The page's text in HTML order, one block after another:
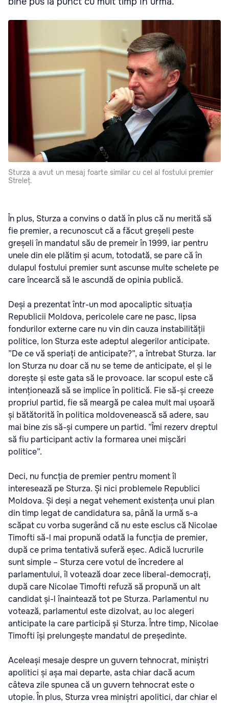
Sturza a avut un mesaj foarte similar cu cel al fostului premier
Streleț.
În plus, Sturza a convins o dată în plus că nu merită să
fie premier, a recunoscut că a făcut greșeli peste
greșeli în mandatul său de premeir în 1999, iar pentru
unele din ele plătim și acum, totodată, se pare că în
dulapul fostului premier sunt ascunse multe schelete pe
care încearcă să le ascundă de opinia publică.
Deși a prezentat într-un mod apocaliptic situația
Republicii Moldova, pericolele care ne pasc, lipsa
fondurilor externe care nu vin din cauza instabilității
politice, Ion Sturza este adeptul alegerilor anticipate.
”De ce vă speriați de anticipate?”, a întrebat Sturza. Iar
Ion Sturza nu doar că nu se teme de anticipate, el și le
dorește și este gata să le provoace. Iar scopul este că
intenționează să se implice în politică. Fie să-și creeze
propriul partid, fie să meargă pe calea mult mai ușoară
și bătătorită în politica moldovenească să adere, sau
mai bine zis să-și cumpere un partid. ”Îmi rezerv dreptul
să fiu participant activ la formarea unei mișcări
politice”.
Deci, nu funcția de premier pentru moment îl
interesează pe Sturza. Și nici problemele Republici
Moldova. Și deși a negat vehement existența unui plan
din timp legat de candidatura sa, până la urmă s-a
scăpat cu vorba sugerând că nu este esclus că Nicolae
Timofti să-l mai propună odată la funcția de premier,
după ce prima tentativă suferă eșec. Adică lucrurile
sunt simple – Sturza cere votul de încredere al
parlamentului, îl votează doar zece liberal-democrați,
după care Nicolae Timofti refuză să propună un alt
candidat și-l înaintează tot pe Sturza. Parlamentul nu
votează, parlamentul este dizolvat, au loc alegeri
anticipate la care participă și Sturza. Între timp, Nicolae
Timofti își prelungește mandatul de președinte.
Aceleași mesaje despre un guvern tehnocrat, miniștri
apolitici și așa mai departe, asta chiar dacă acum
câteva zile spunea că un guvern tehnocrat este o
utopie. În plus, Sturza vrea miniștri apolitici, dar chiar el